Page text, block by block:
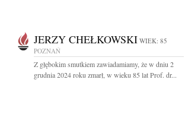
JERZY CHEŁKOWSKI WIEK: 85
POZNAŃ
Z głębokim smutkiem zawiadamiamy, że w dniu 2
grudnia 2024 roku zmarł, w wieku 85 lat Prof. dr...